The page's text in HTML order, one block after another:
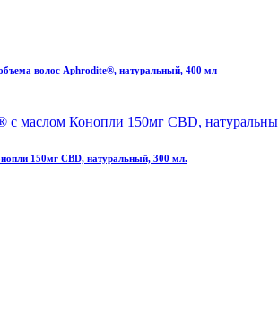
волос Aphrodite®, натуральный, 400 мл
150мг CBD, натуральный, 300 мл.